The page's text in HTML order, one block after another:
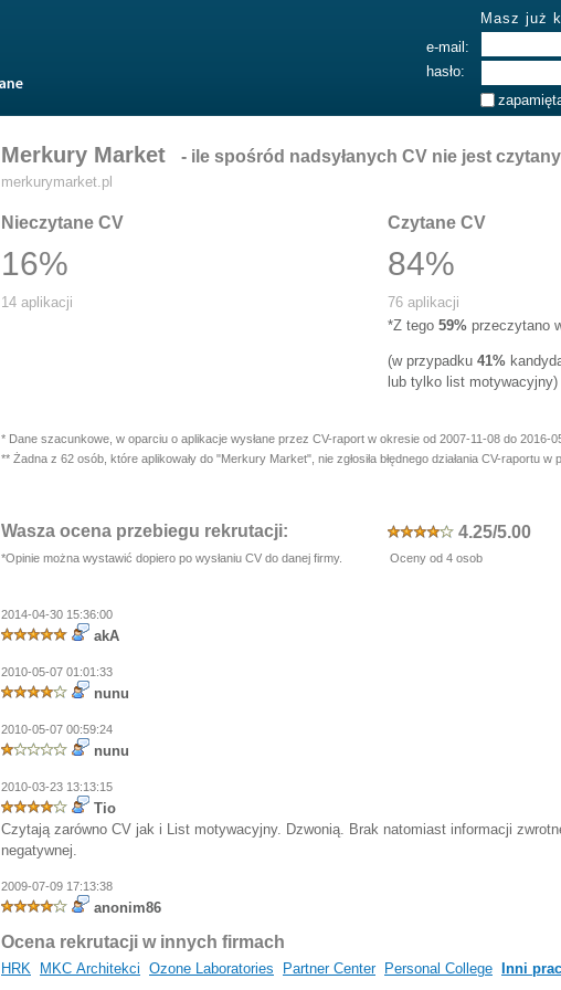
Masz już
e-mail:
hasło:
Merkury Market - ile spośród nadsyłanych CV nie jest
merkurymarket.pl
Czytane CV
84%
76 aplikacji
*Z tego 59% przeczytano
(w przypadku 41%
lub tylko list motywacyjny)
Nieczytane CV
16%
14 aplikacji
* Dane szacunkowe, w oparciu o aplikacje wysłane przez CV-raport w okresie od 2007-11-08 do 2016-
** Żadna z 62 osób, które aplikowały do "Merkury Market", nie zgłosiła błędnego działania CV-raportu w
Wasza ocena przebiegu rekrutacji: 4.25/5.00
*Opinie można wystawić dopiero po wysłaniu CV do danej firmy. Oceny od 4 osob
2014-04-30 15:36:00
akA
2010-05-07 01:01:33
nunu
2010-05-07 00:59:24
nunu
2010-03-23 13:13:15
Tio
Czytają zarówno CV jak i List motywacyjny. Dzwonią. Brak natomiast informacji
negatywnej.
2009-07-09 17:13:38
anonim86
Ocena rekrutacji w innych firmach
HRK MKC Architekci Ozone Laboratories Partner Center Personal College Inni